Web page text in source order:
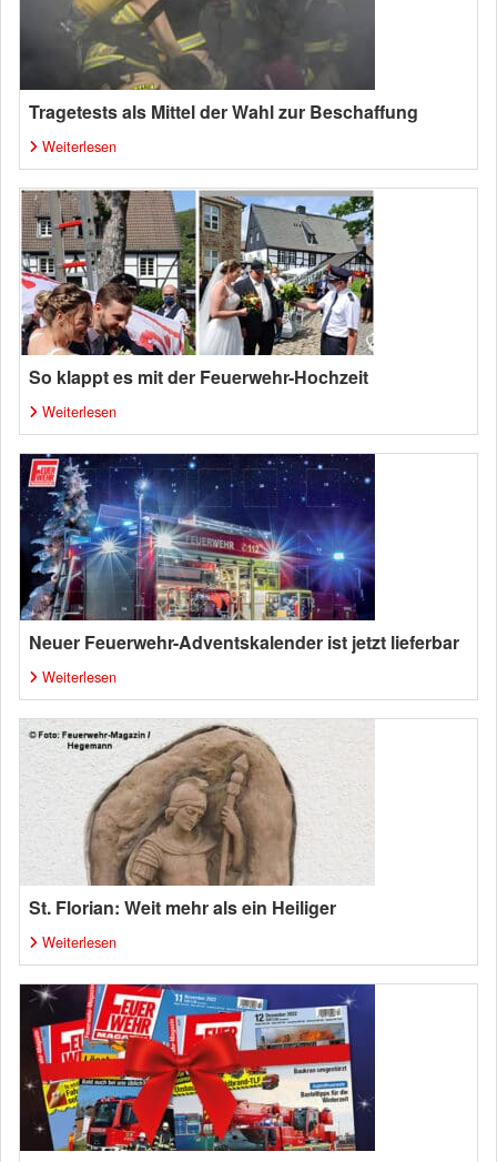
Tragetests als Mittel der Wahl zur Beschaffung
Weiterlesen
So klappt es mit der Feuerwehr-Hochzeit
Weiterlesen
Neuer Feuerwehr-Adventskalender ist jetzt lieferbar
Weiterlesen
St. Florian: Weit mehr als ein Heiliger
Weiterlesen